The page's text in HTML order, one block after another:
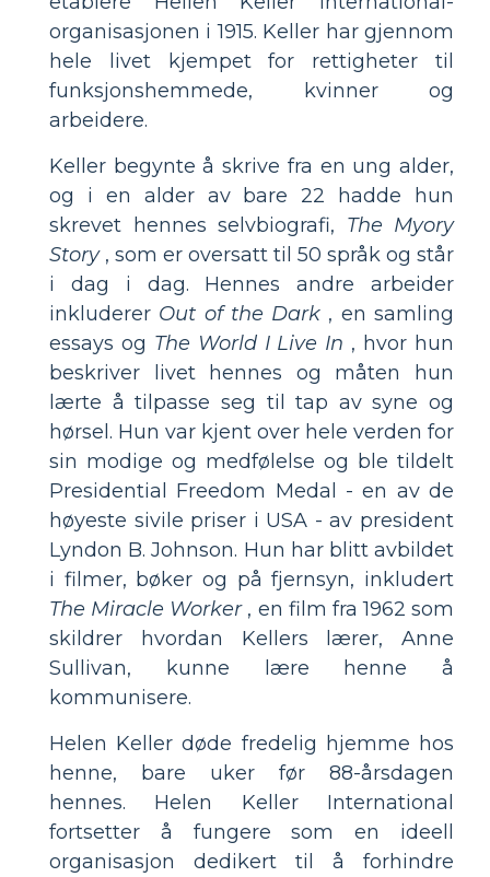
organisasjonen i 1915. Keller har gjennom
hele livet kjempet for rettigheter til
funksjonshemmede, kvinner og
arbeidere.
Keller begynte å skrive fra en ung alder,
og i en alder av bare 22 hadde hun
skrevet hennes selvbiografi, The Myory
Story, som er oversatt til 50 språk og står
i dag i dag. Hennes andre arbeider
inkluderer Out of the Dark , en samling
essays og The World I Live In , hvor hun
beskriver livet hennes og måten hun
lærte å tilpasse seg til tap av syne og
hørsel. Hun var kjent over hele verden for
sin modige og medfølelse og ble tildelt
Presidential Freedom Medal - en av de
høyeste sivile priser i USA - av president
Lyndon B. Johnson. Hun har blitt avbildet
i filmer, bøker og på fjernsyn, inkludert
The Miracle Worker, en film fra 1962 som
skildrer hvordan Kellers lærer, Anne
Sullivan, kunne lære henne å
kommunisere.
Helen Keller døde fredelig hjemme hos
henne, bare uker før 88-årsdagen
hennes. Helen Keller International
fortsetter å fungere som en ideell
organisasjon dedikert til å forhindre